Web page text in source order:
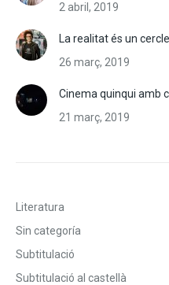
2 abril, 2019
La realitat és un cercle
26 març, 2019
Cinema quinqui amb
21 març, 2019
Literatura
Sin categoría
Subtitulació
Subtitulació al castellà